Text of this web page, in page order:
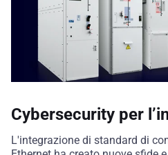
Cybersecurity per
L'integrazione di standard di